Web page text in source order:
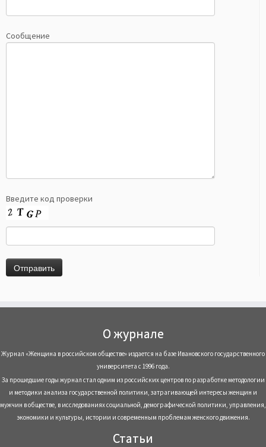
Сообщение
Введите код проверки
О журнале
Журнал «Женщина в российском обществе» издается на базе Ивановского государственного
университета с 1996 года.
За прошедшие годы журнал стал одним из российских центров по разработке методологии
и методики анализа государственной политики, затрагивающей интересы женщин и
мужчин в обществе, в исследованиях социальной, демографической политики, управления,
экономики и культуры, истории и современным проблемам женского движения.
Статьи